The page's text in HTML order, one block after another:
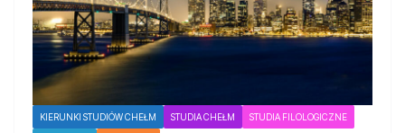
KIERUNKI STUDIÓW CHEŁM STUDIA CHEŁM STUDIA FILOLOGICZNE